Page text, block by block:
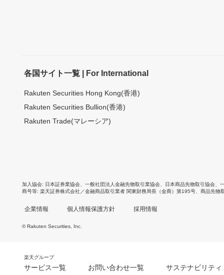
各国サイト一覧 | For International
Rakuten Securities Hong Kong(香港)
Rakuten Securities Bullion(香港)
Rakuten Trade(マレーシア)
加入協会 日本証券業協会 一般社団法人金融先物取引業協会 日本商品先物取引協会
商号等 楽天証券株式会社／金融商品取引業者 関東財務局長（金商）第195号、商品先物
企業情報 個人情報保護方針 採用情報
© Rakuten Securities, Inc.
楽天グループ
サービス一覧 お問い合わせ一覧 サステナビリティ